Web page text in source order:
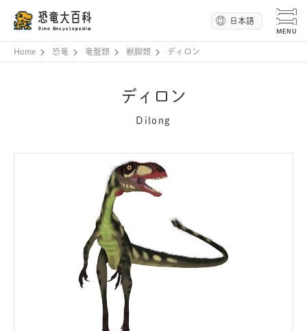
恐竜大百科
Dino Encyclopedia
日本語
Home 恐竜 竜盤類 獣脚類 ディロン
ディロン
Dilong